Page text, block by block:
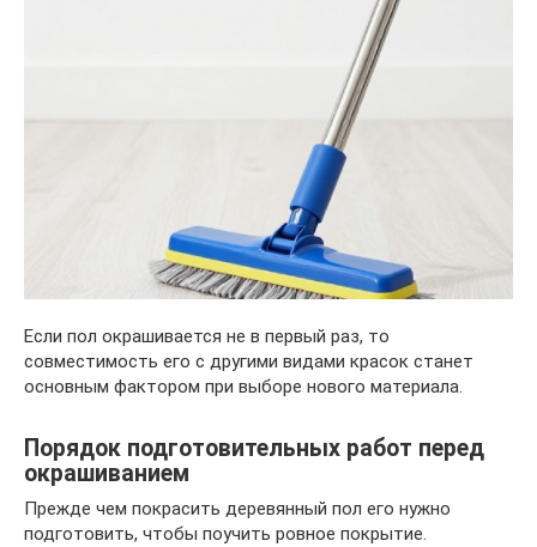
Если пол окрашивается не в первый раз, то
совместимость его с другими видами красок станет
основным фактором при выборе нового материала.
Порядок подготовительных работ перед
окрашиванием
Прежде чем покрасить деревянный пол его нужно
подготовить, чтобы поучить ровное покрытие.